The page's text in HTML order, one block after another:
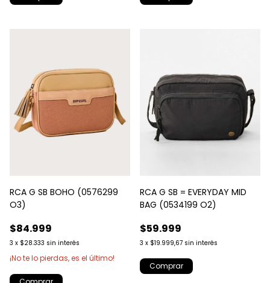
RCA G SB BOHO (0576299
O3)
$84.999
3 x $28.333 sin interés
¡No te lo pierdas, es el último!
RCA G SB = EVERYDAY MID
BAG (0534199 O2)
$59.999
3 x $19.999,67 sin interés